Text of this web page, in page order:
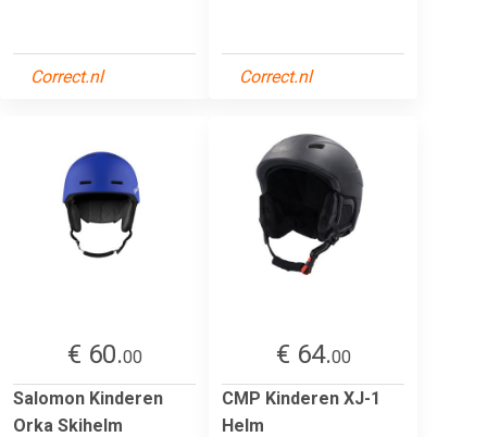
Correct.nl Correct.nl
€ 60.00
Salomon Kinderen
Orka Skihelm
€ 64.00
CMP Kinderen XJ-1
Helm